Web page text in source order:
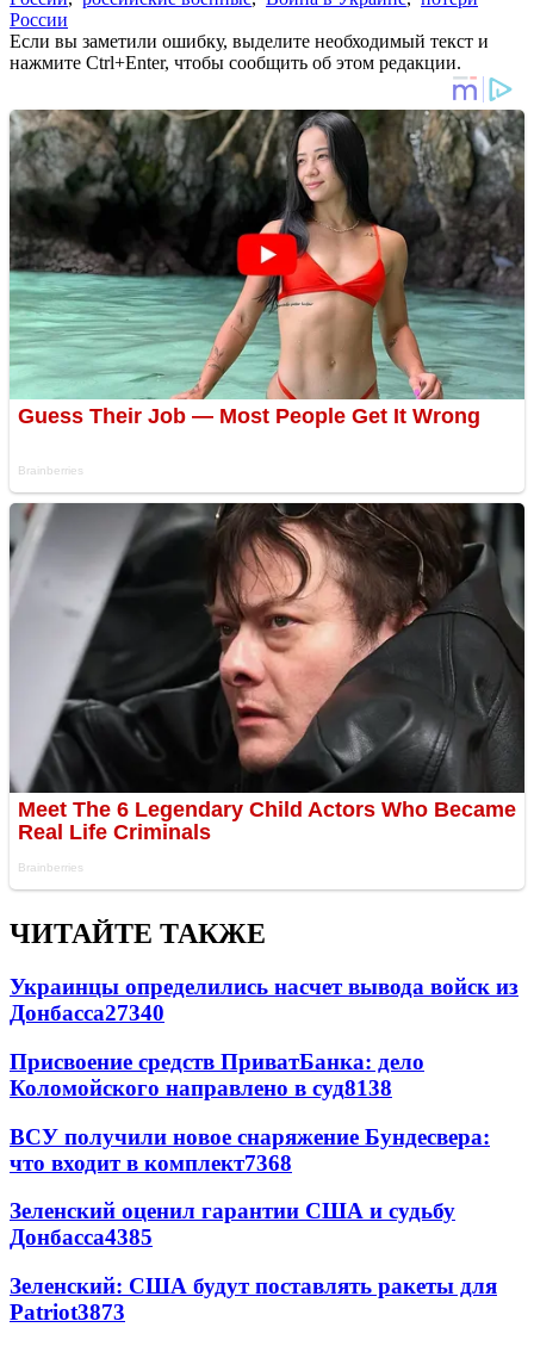
России
Если вы заметили ошибку, выделите необходимый текст и
нажмите Ctrl+Enter, чтобы сообщить об этом редакции.
ЧИТАЙТЕ ТАКЖЕ
Украинцы определились насчет вывода войск из
Донбасса27340
Присвоение средств ПриватБанка: дело
Коломойского направлено в суд8138
ВСУ получили новое снаряжение Бундесвера:
что входит в комплект7368
Зеленский оценил гарантии США и судьбу
Донбасса4385
Зеленский: США будут поставлять ракеты для
Patriot3873